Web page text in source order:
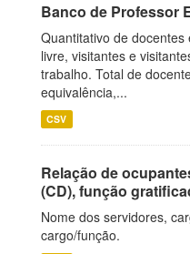
Banco de Professor
Quantitativo de docentes
livre, visitantes e
trabalho. Total de
equivalência,...
CSV
Relação de
(CD), função
Nome dos servidores,
cargo/função.